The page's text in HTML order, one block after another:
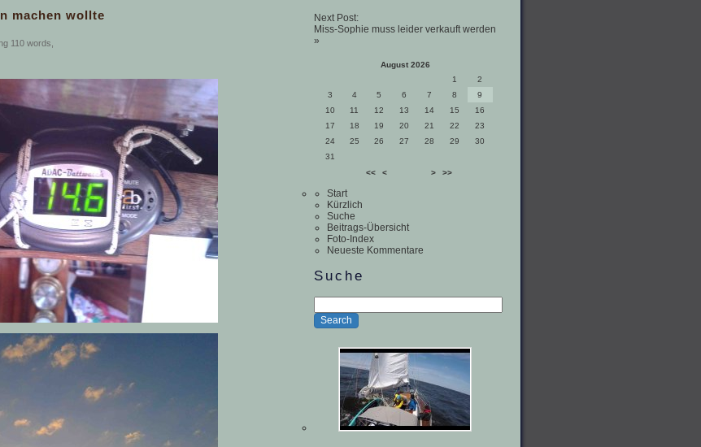
machen wollte
110 words,
Next Post:
Miss-Sophie muss leider verkauft werden
»
August 2026
1
2
3
4 5 6 7 8
9
10
11 12 13 14 15
16
17
18 19 20 21 22
23
24
25 26 27 28 29
30
31
<<
< > >>
Start
Kürzlich
Suche
Beitrags-Übersicht
Foto-Index
Neueste Kommentare
Suche